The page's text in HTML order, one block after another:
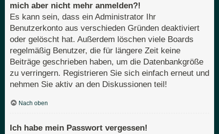
mich aber nicht mehr anmelden?!
Es kann sein, dass ein Administrator Ihr
Benutzerkonto aus verschieden Gründen deaktiviert
oder gelöscht hat. Außerdem löschen viele Boards
regelmäßig Benutzer, die für längere Zeit keine
Beiträge geschrieben haben, um die Datenbankgröße
zu verringern. Registrieren Sie sich einfach erneut und
nehmen Sie aktiv an den Diskussionen teil!
Nach oben
Ich habe mein Passwort vergessen!